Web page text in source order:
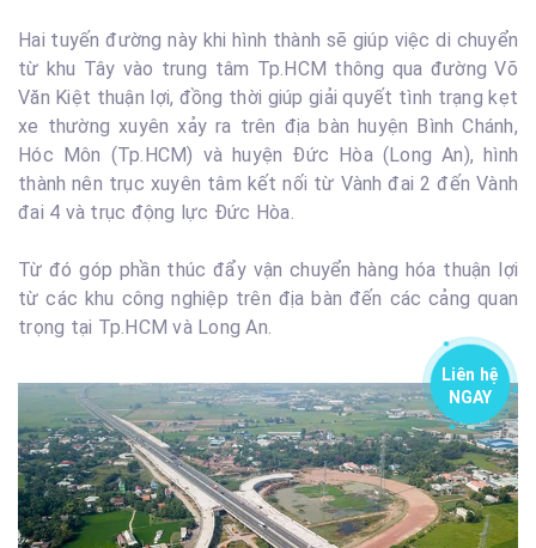
Hai tuyến đường này khi hình thành sẽ giúp việc di chuyển
từ khu Tây vào trung tâm Tp.HCM thông qua đường Võ
Văn Kiệt thuận lợi, đồng thời giúp giải quyết tình trạng kẹt
xe thường xuyên xảy ra trên địa bàn huyện Bình Chánh,
Hóc Môn (Tp.HCM) và huyện Đức Hòa (Long An), hình
thành nên trục xuyên tâm kết nối từ Vành đai 2 đến Vành
đai 4 và trục động lực Đức Hòa.
Từ đó góp phần thúc đẩy vận chuyển hàng hóa thuận lợi
từ các khu công nghiệp trên địa bàn đến các cảng quan
trọng tại Tp.HCM và Long An.
Liên hệ
NGAY